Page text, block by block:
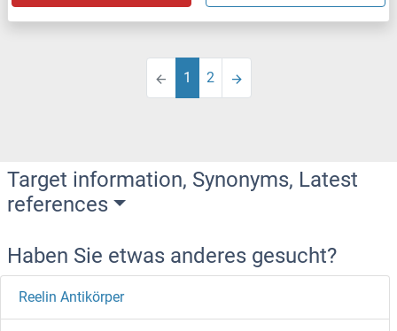
1 2
Target information, Synonyms, Latest
references
Haben Sie etwas anderes gesucht?
Reelin Antikörper